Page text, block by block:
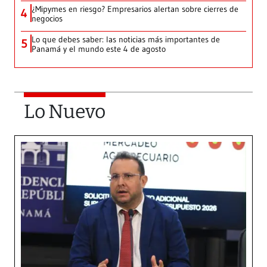
4 ¿Mipymes en riesgo? Empresarios alertan sobre cierres de
negocios
5 Lo que debes saber: las noticias más importantes de
Panamá y el mundo este 4 de agosto
Lo Nuevo